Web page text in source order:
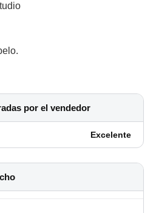
por el vendedor
Excelente